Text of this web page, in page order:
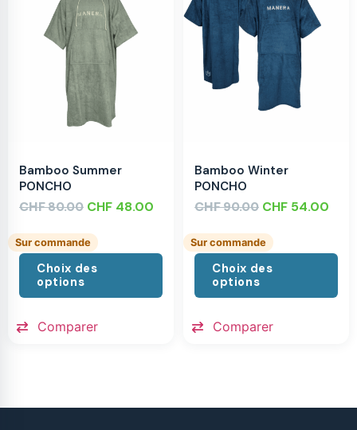
Bamboo Summer
PONCHO
CHF80.00 CHF 48.00
Sur commande
Choix des
options
Comparer
Bamboo Winter
PONCHO
CHF90.00 CHF 54.00
Sur commande
Choix des
options
Comparer